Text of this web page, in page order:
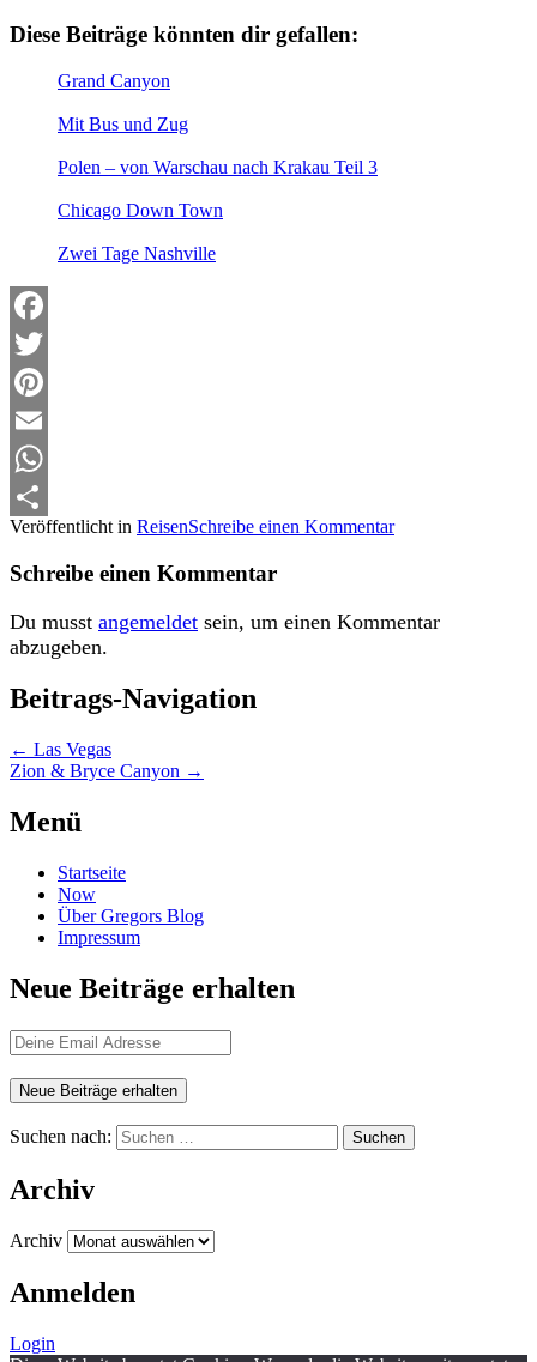
Diese Beiträge könnten dir gefallen:
Grand Canyon
Mit Bus und Zug
Polen – von Warschau nach Krakau Teil 3
Chicago Down Town
Zwei Tage Nashville
Facebook
Twitter
Pinterest
Email
WhatsApp
Teilen
Veröffentlicht in ReisenSchreibe einen Kommentar
Schreibe einen Kommentar
Du musst angemeldet sein, um einen Kommentar
abzugeben.
Beitrags-Navigation
← Las Vegas
Zion & Bryce Canyon →
Menü
Startseite
Now
Über Gregors Blog
Impressum
Neue Beiträge erhalten
Suchen nach:
Archiv
Archiv
Anmelden
Login